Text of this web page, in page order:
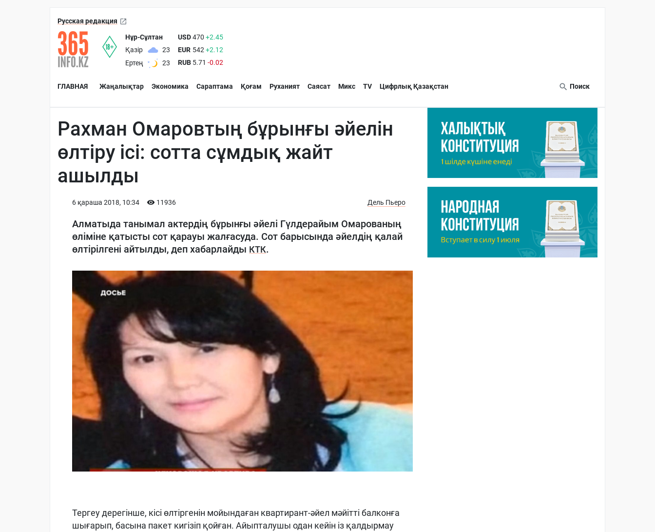
Русская редакция
Нұр-Сұлтан
Қазір
23
Ертең
23
USD470 +2.45
EUR 542 +2.12
RUB 5.71 -0.02
ГЛАВНАЯ Жаңалықтар Экономика Сараптама Қоғам Руханият Саясат Микс TV Цифрлық Қазақстан Поиск
Рахман Омаровтың бұрынғы әйелін
өлтіру ісі: сотта сұмдық жайт
ашылды
6 қараша 2018, 10:34 11936 Дель Пьеро
Алматыда танымал актердің бұрынғы әйелі Гүлдерайым Омарованың
өліміне қатысты сот қарауы жалғасуда. Сот барысында әйелдің қалай
өлтірілгені айтылды, деп хабарлайды КТК.
Тергеу дерегінше, кісі өлтіргенін мойындаған квартирант-әйел мәйітті балконға
шығарып, басына пакет кигізіп қойған. Айыпталушы одан кейін із қалдырмау